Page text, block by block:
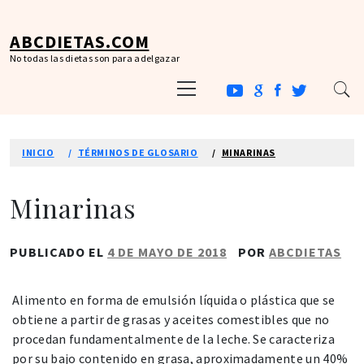
contenido
ABCDIETAS.COM
No todas las dietas son para adelgazar
principal
INICIO TÉRMINOS DE GLOSARIO MINARINAS
Minarinas
PUBLICADO EL 4 DE MAYO DE 2018 POR ABCDIETAS
Alimento en forma de emulsión líquida o plástica que se
obtiene a partir de grasas y aceites comestibles que no
procedan fundamentalmente de la leche. Se caracteriza
por su bajo contenido en grasa, aproximadamente un 40%